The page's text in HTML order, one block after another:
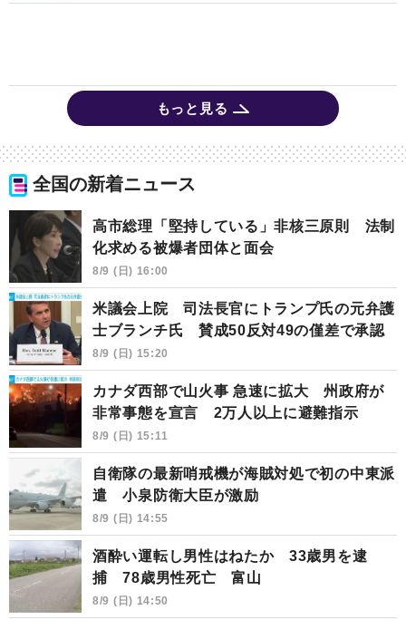
もっと見る
全国の新着ニュース
高市総理「堅持している」非核三原則 法制
化求める被爆者団体と面会
8/9 (日) 16:00
米議会上院 司法長官にトランプ氏の元弁護
士ブランチ氏 賛成50反対49の僅差で承認
8/9 (日) 15:20
カナダ西部で山火事 急速に拡大 州政府が
非常事態を宣言 2万人以上に避難指示
8/9 (日) 15:11
自衛隊の最新哨戒機が海賊対処で初の中東派
遣 小泉防衛大臣が激励
8/9 (日) 14:55
酒酔い運転し男性はねたか 33歳男を逮
捕 78歳男性死亡 富山
8/9 (日) 14:50